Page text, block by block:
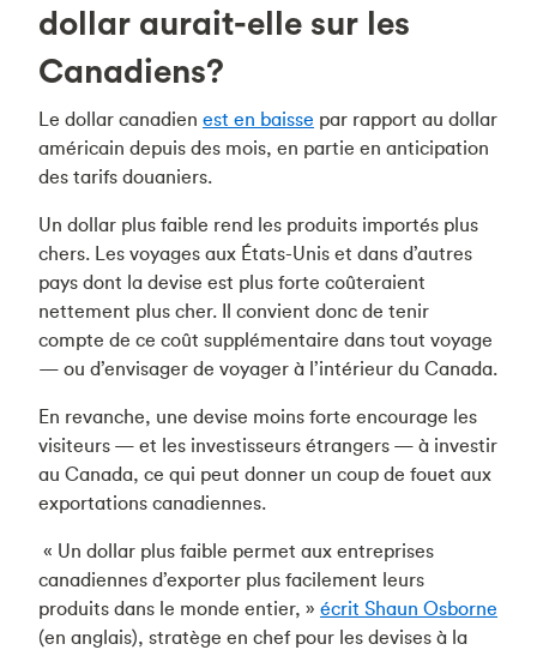
dollar aurait-elle sur les
Canadiens?
Le dollar canadien est en baisse par rapport au dollar
américain depuis des mois, en partie en anticipation
des tarifs douaniers.
Un dollar plus faible rend les produits importés plus
chers. Les voyages aux États-Unis et dans d’autres
pays dont la devise est plus forte coûteraient
nettement plus cher. Il convient donc de tenir
compte de ce coût supplémentaire dans tout voyage
— ou d’envisager de voyager à l’intérieur du Canada.
En revanche, une devise moins forte encourage les
visiteurs — et les investisseurs étrangers — à investir
au Canada, ce qui peut donner un coup de fouet aux
exportations canadiennes.
« Un dollar plus faible permet aux entreprises
canadiennes d’exporter plus facilement leurs
produits dans le monde entier, » écrit Shaun Osborne
(en anglais), stratège en chef pour les devises à la